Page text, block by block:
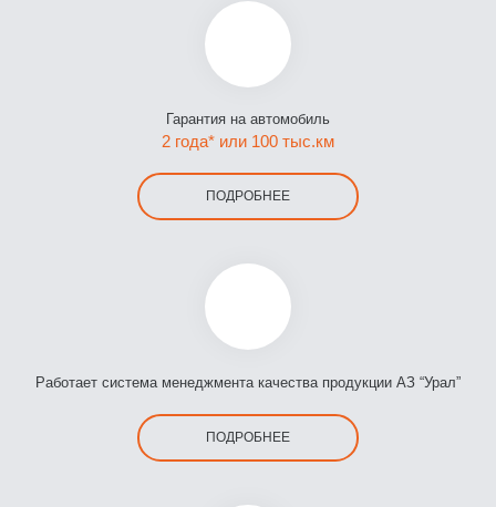
Гарантия на автомобиль
2 года* или 100 тыс.км
ПОДРОБНЕЕ
Работает система менеджмента качества продукции АЗ “Урал”
ПОДРОБНЕЕ